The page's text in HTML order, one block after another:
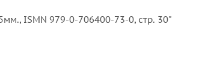
ISMN 979-0-706400-73-0, стр. 30"